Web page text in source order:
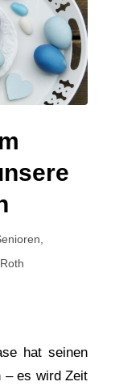
hat seinen
– es wird Zeit